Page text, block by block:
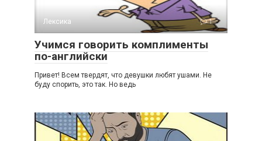
Лексика 1
Учимся говорить комплименты
по-английски
Привет! Всем твердят, что девушки любят ушами. Не
буду спорить, это так. Но ведь